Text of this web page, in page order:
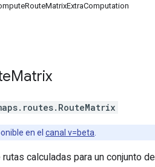
Matrix
. RouteMatrix
en el canal v=beta
rutas calculadas para un conjunto